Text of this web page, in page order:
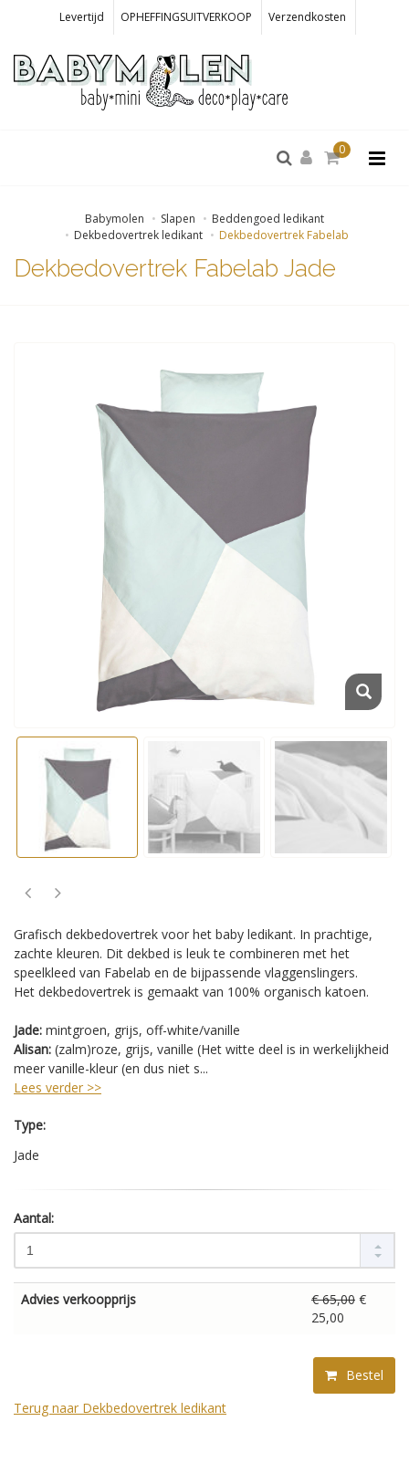
Levertijd OPHEFFINGSUITVERKOOP Verzendkosten
0
Babymolen Slapen
Beddengoed ledikant
Dekbedovertrek ledikant
Dekbedovertrek Fabelab
Dekbedovertrek Fabelab Jade
Grafisch dekbedovertrek voor het baby ledikant. In prachtige,
zachte kleuren. Dit dekbed is leuk te combineren met het
speelkleed van Fabelab en de bijpassende vlaggenslingers.
Het dekbedovertrek is gemaakt van 100% organisch katoen.
Jade: mintgroen, grijs, off-white/vanille
Alisan: (zalm)roze, grijs, vanille (Het witte deel is in werkelijkheid
meer vanille-kleur (en dus niet s...
Lees verder >>
Type:
Jade
Aantal:
Advies verkoopprijs € 65,00 €
25,00
Bestel
Terug naar Dekbedovertrek ledikant